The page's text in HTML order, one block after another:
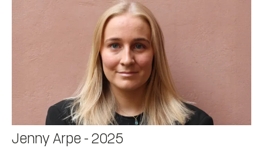
Jenny Arpe - 2025